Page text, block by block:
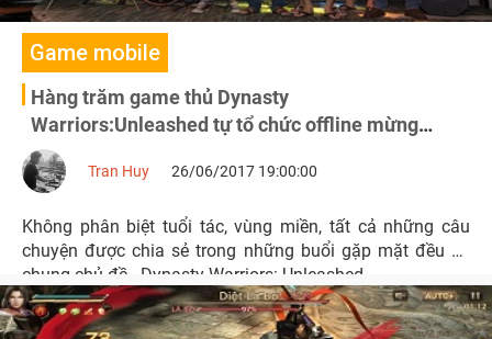
Game mobile
Hàng trăm game thủ Dynasty
Warriors:Unleashed tự tổ chức offline mừng
phiên bản mới
Tran Huy 26/06/2017 19:00:00
Không phân biệt tuổi tác, vùng miền, tất cả những câu
chuyện được chia sẻ trong những buổi gặp mặt đều có
chung chủ đề - Dynasty Warriors: Unleashed